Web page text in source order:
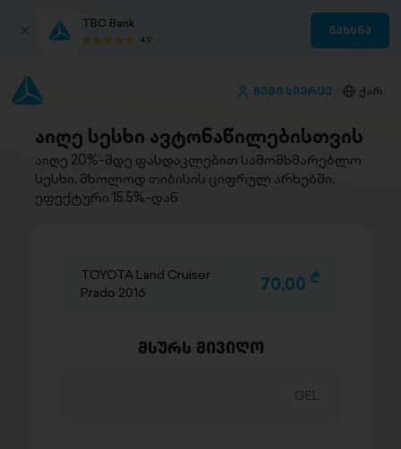
TBC Bank
4.9
გახსნა
ჩემი სივრცე ქარ
აიღე სესხი ავტონაწილებისთვის
აიღე 20%-მდე ფასდაკლებით სამომხმარებლო
სესხი, მხოლოდ თიბისის ციფრულ არხებში,
ეფექტური 15.5%-დან
TOYOTA Land Cruiser
Prado 2016
70,00 D
მსურს მივიღო